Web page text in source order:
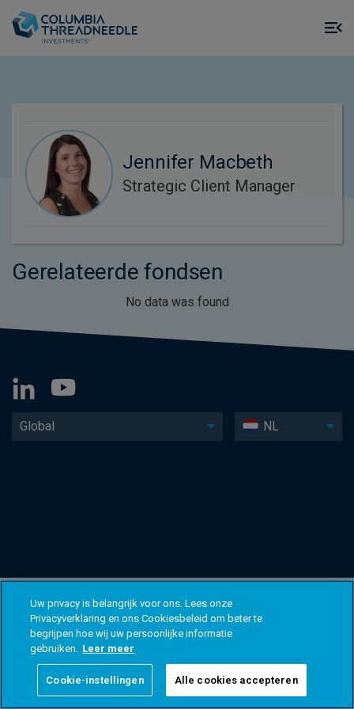
Jennifer Macbeth
Strategic Client Manager
Gerelateerde fondsen
No data was found
Global NL
Uw privacy is belangrijk voor ons. Lees onze
Privacyverklaring en ons Cookiesbeleid om beter te
begrijpen hoe wij uw persoonlijke informatie
gebruiken. Leer meer
Cookie-instellingen Alle cookies accepteren